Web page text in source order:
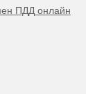
ПДД онлайн